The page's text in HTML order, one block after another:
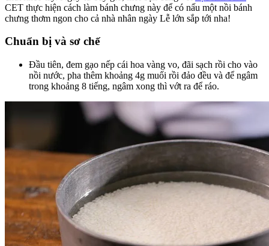
CET thực hiện cách làm bánh chưng này để có nấu một nồi bánh
chưng thơm ngon cho cả nhà nhân ngày Lễ lớn sắp tới nha!
Chuẩn bị và sơ chế
Đầu tiên, đem gạo nếp cái hoa vàng vo, đãi sạch rồi cho vào
nồi nước, pha thêm khoảng 4g muối rồi đảo đều và để ngâm
trong khoảng 8 tiếng, ngâm xong thì vớt ra để ráo.